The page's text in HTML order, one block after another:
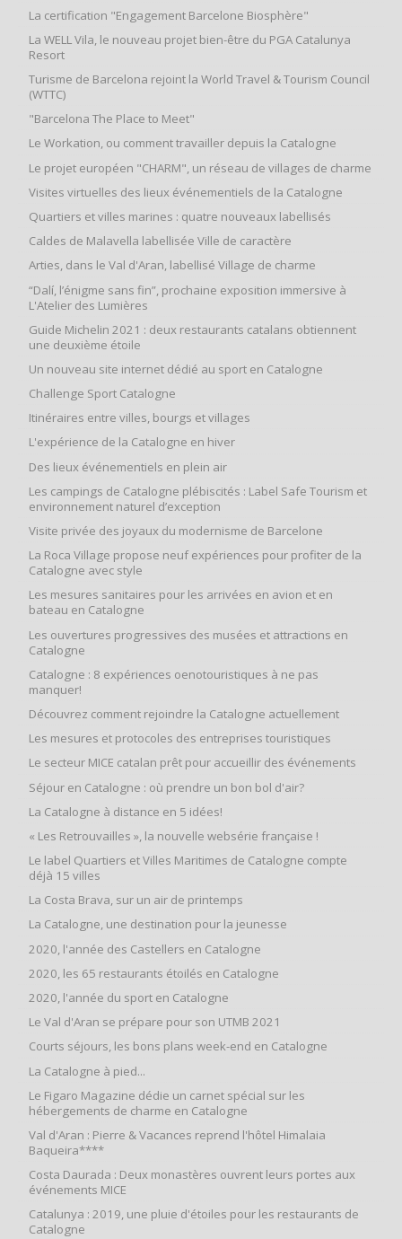
La certification "Engagement Barcelone Biosphère"
La WELL Vila, le nouveau projet bien-être du PGA Catalunya
Resort
Turisme de Barcelona rejoint la World Travel & Tourism Council
(WTTC)
"Barcelona The Place to Meet"
Le Workation, ou comment travailler depuis la Catalogne
Le projet européen "CHARM", un réseau de villages de charme
Visites virtuelles des lieux événementiels de la Catalogne
Quartiers et villes marines : quatre nouveaux labellisés
Caldes de Malavella labellisée Ville de caractère
Arties, dans le Val d'Aran, labellisé Village de charme
“Dalí, l’énigme sans fin”, prochaine exposition immersive à
L'Atelier des Lumières
Guide Michelin 2021 : deux restaurants catalans obtiennent
une deuxième étoile
Un nouveau site internet dédié au sport en Catalogne
Challenge Sport Catalogne
Itinéraires entre villes, bourgs et villages
L'expérience de la Catalogne en hiver
Des lieux événementiels en plein air
Les campings de Catalogne plébiscités : Label Safe Tourism et
environnement naturel d’exception
Visite privée des joyaux du modernisme de Barcelone
La Roca Village propose neuf expériences pour profiter de la
Catalogne avec style
Les mesures sanitaires pour les arrivées en avion et en
bateau en Catalogne
Les ouvertures progressives des musées et attractions en
Catalogne
Catalogne : 8 expériences oenotouristiques à ne pas
manquer!
Découvrez comment rejoindre la Catalogne actuellement
Les mesures et protocoles des entreprises touristiques
Le secteur MICE catalan prêt pour accueillir des événements
Séjour en Catalogne : où prendre un bon bol d'air?
La Catalogne à distance en 5 idées!
« Les Retrouvailles », la nouvelle websérie française !
Le label Quartiers et Villes Maritimes de Catalogne compte
déjà 15 villes
La Costa Brava, sur un air de printemps
La Catalogne, une destination pour la jeunesse
2020, l'année des Castellers en Catalogne
2020, les 65 restaurants étoilés en Catalogne
2020, l'année du sport en Catalogne
Le Val d'Aran se prépare pour son UTMB 2021
Courts séjours, les bons plans week-end en Catalogne
La Catalogne à pied...
Le Figaro Magazine dédie un carnet spécial sur les
hébergements de charme en Catalogne
Val d'Aran : Pierre & Vacances reprend l'hôtel Himalaia
Baqueira****
Costa Daurada : Deux monastères ouvrent leurs portes aux
événements MICE
Catalunya : 2019, une pluie d'étoiles pour les restaurants de
Catalogne